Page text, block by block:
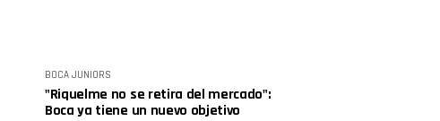
BOCA JUNIORS
"Riquelme no se retira del mercado":
Boca ya tiene un nuevo objetivo